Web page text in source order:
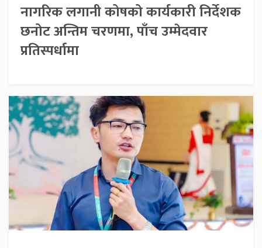
नागरिक लगानी कोषको कार्यकारी निर्देशक
छनोट अन्तिम चरणमा, पाँच उम्मेदवार
प्रतिस्पर्धामा